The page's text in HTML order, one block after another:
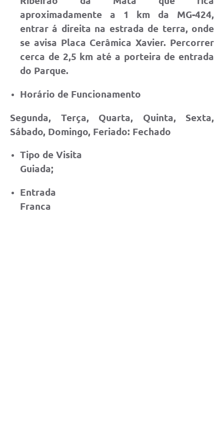
aproximadamente a 1 km da MG-424,
entrar á direita na estrada de terra, onde
se avisa Placa Cerâmica Xavier. Percorrer
cerca de 2,5 km até a porteira de entrada
do Parque.
Horário de Funcionamento
Segunda, Terça, Quarta, Quinta, Sexta,
Sábado, Domingo, Feriado: Fechado
Tipo de Visita
Guiada;
Entrada
Franca